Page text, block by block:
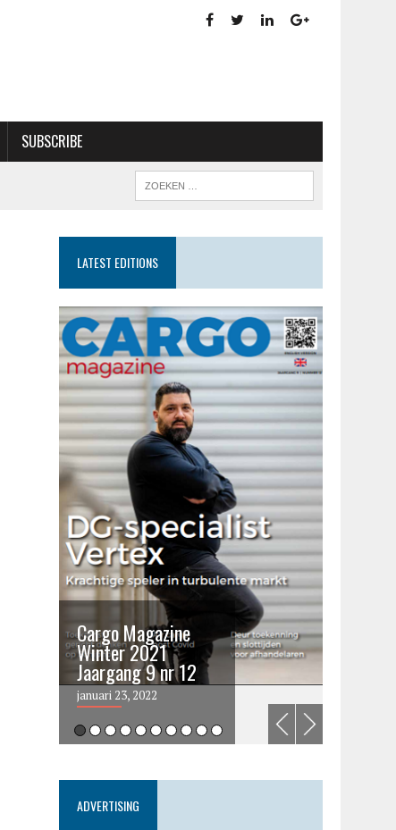
SUBSCRIBE
LATEST EDITIONS
Cargo Magazine
Winter 2021
Jaargang 9 nr 12
januari 23, 2022
ADVERTISING